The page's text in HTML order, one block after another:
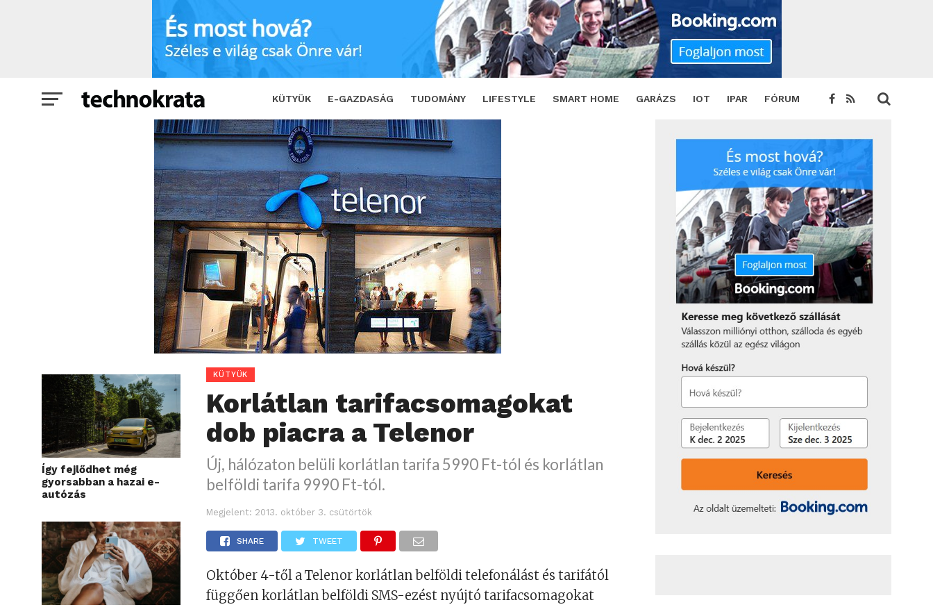
KÜTYÜK E-GAZDASÁG TUDOMÁNY LIFESTYLE SMART HOME GARÁZS IOT IPAR FÓRUM
Korlátlan tarifacsomagokat dob piacra a Telenor SHARE TWEET
Így fejlődhet még
gyorsabban a hazai e-
autózás
KÜTYÜK
Korlátlan tarifacsomagokat
dob piacra a Telenor
Új, hálózaton belüli korlátlan tarifa 5990 Ft-tól és korlátlan
belföldi tarifa 9990 Ft-tól.
Megjelent: 2013. október 3. csütörtök
SHARE TWEET
Október 4-től a Telenor korlátlan belföldi telefonálást és tarifától
függően korlátlan belföldi SMS-ezést nyújtó tarifacsomagokat